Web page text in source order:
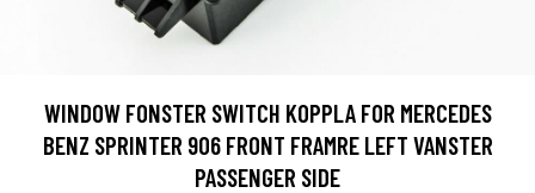
WINDOW FONSTER SWITCH KOPPLA FOR MERCEDES
BENZ SPRINTER 906 FRONT FRAMRE LEFT VANSTER
PASSENGER SIDE